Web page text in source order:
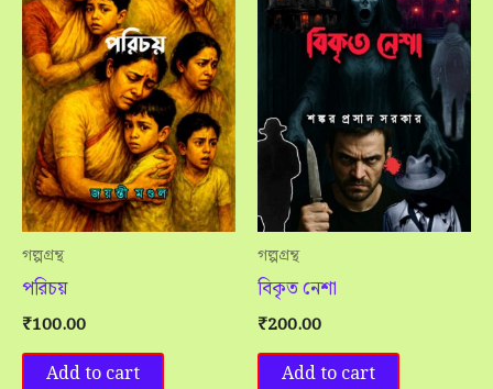
গল্পগ্রন্থ
পরিচয়
₹100.00
Add to cart
গল্পগ্রন্থ
বিকৃত নেশা
₹200.00
Add to cart